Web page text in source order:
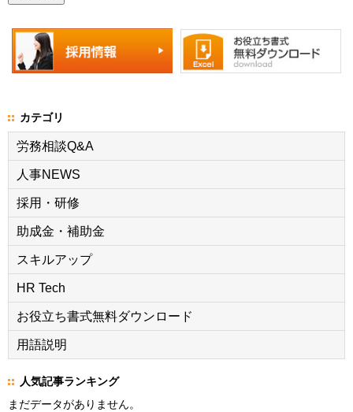
カテゴリ
労務相談Q&A
人事NEWS
採用・研修
助成金・補助金
スキルアップ
HR Tech
お役立ち書式無料ダウンロード
用語説明
人気記事ランキング
まだデータがありません。